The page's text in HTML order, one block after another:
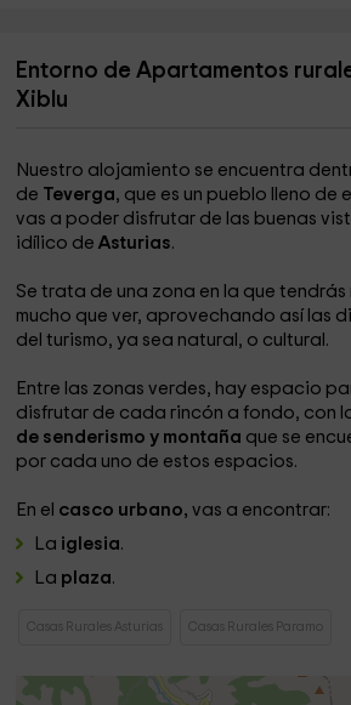
Entorno de Apartamentos
Xiblu
Nuestro alojamiento se encuentra
de Teverga, que es un pueblo lleno de
vas a poder disfrutar de las buenas
idílico deAsturias.
Se trata de una zona en la que tendrás
mucho que ver, aprovechando así las
del turismo, ya sea natural, o cultural.
Entre las zonas verdes, hay espacio
disfrutar de cada rincón a fondo, con
de senderismo y montaña que se
por cada uno de estos espacios.
En el casco urbano, vas a encontrar:
La iglesia.
La plaza.
Casas Rurales Asturias Casas Rurales Paramo